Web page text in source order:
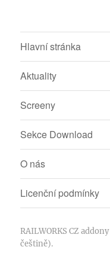
Hlavní stránka
Aktuality
Screeny
Sekce Download
O nás
Licenční podmínky
RAILWORKS CZ addony
češtině).